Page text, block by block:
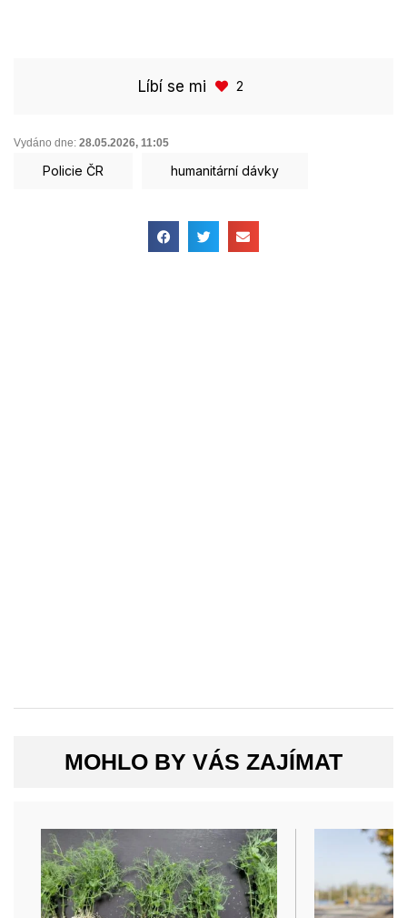
Líbí se mi 2
Vydáno dne: 28.05.2026, 11:05
Policie ČR humanitární dávky
MOHLO BY VÁS ZAJÍMAT